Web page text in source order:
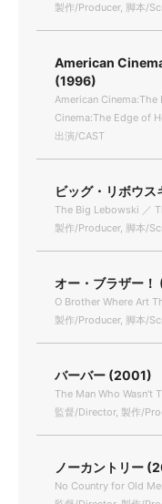
製作/Producer, 脚本/
American
(1996)
American
Cinema:The Edge of
出演/CAST
ビッグ・リボウ
The Big Lebowski ／
製作/Producer, 脚本/
オー・ブラザー
O Brother Where Art
製作/Producer, 脚本/
バーバー (2001)
The Man Who Wasn't
監督/Director, 製作/
ノーカントリー
No Country for Old